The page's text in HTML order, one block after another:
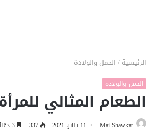
الرئيسية / الحمل والولادة
الحمل والولادة
الطعام المثالي
Mai Shawkat 11 يناير، 2021 337